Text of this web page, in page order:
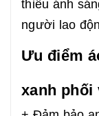
thiếu ánh
người lao
Ưu điểm
xanh phối